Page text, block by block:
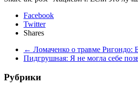
Facebook
Twitter
Shares
← Ломаченко о травме Ригондо:
Пидгрушная: Я не могла себе
Рубрики